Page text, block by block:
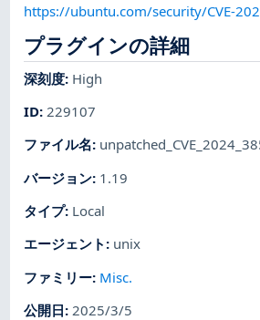
https://ubuntu.com/security/CVE-
プラグインの詳細
深刻度: High
ID:229107
ファイル名:
バージョン: 1.19
タイプ: Local
エージェント : unix
ファミリー: Misc.
公開日: 2025/3/5